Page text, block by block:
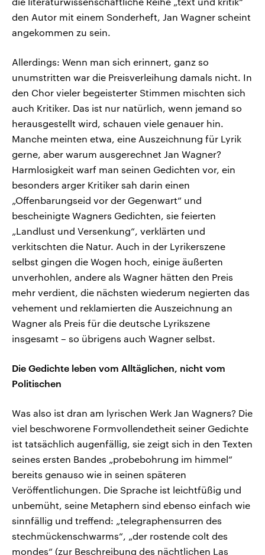
den Autor mit einem Sonderheft, Jan Wagner scheint
angekommen zu sein.
Allerdings: Wenn man sich erinnert, ganz so
unumstritten war die Preisverleihung damals nicht. In
den Chor vieler begeisterter Stimmen mischten sich
auch Kritiker. Das ist nur natürlich, wenn jemand so
herausgestellt wird, schauen viele genauer hin.
Manche meinten etwa, eine Auszeichnung für Lyrik
gerne, aber warum ausgerechnet Jan Wagner?
Harmlosigkeit warf man seinen Gedichten vor, ein
besonders arger Kritiker sah darin einen
„Offenbarungseid vor der Gegenwart“ und
bescheinigte Wagners Gedichten, sie feierten
„Landlust und Versenkung“, verklärten und
verkitschten die Natur. Auch in der Lyrikerszene
selbst gingen die Wogen hoch, einige äußerten
unverhohlen, andere als Wagner hätten den Preis
mehr verdient, die nächsten wiederum negierten das
vehement und reklamierten die Auszeichnung an
Wagner als Preis für die deutsche Lyrikszene
insgesamt – so übrigens auch Wagner selbst.
Die Gedichte leben vom Alltäglichen, nicht vom
Politischen
Was also ist dran am lyrischen Werk Jan Wagners? Die
viel beschworene Formvollendetheit seiner Gedichte
ist tatsächlich augenfällig, sie zeigt sich in den Texten
seines ersten Bandes „probebohrung im himmel“
bereits genauso wie in seinen späteren
Veröffentlichungen. Die Sprache ist leichtfüßig und
unbemüht, seine Metaphern sind ebenso einfach wie
sinnfällig und treffend: „telegraphensurren des
stechmückenschwarms“, „der rostende colt des
mondes“ (zur Beschreibung des nächtlichen Las